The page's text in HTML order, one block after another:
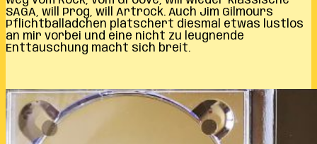
SAGA, will Prog, will Artrock. Auch Jim Gilmours
Pflichtballädchen plätschert diesmal etwas lustlos
an mir vorbei und eine nicht zu leugnende
Enttäuschung macht sich breit.